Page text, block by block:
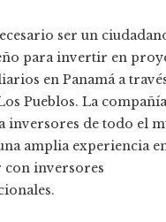
ser un
para invertir en
en Panamá a
Pueblos. La
inversores de todo el
amplia experiencia
con inversores